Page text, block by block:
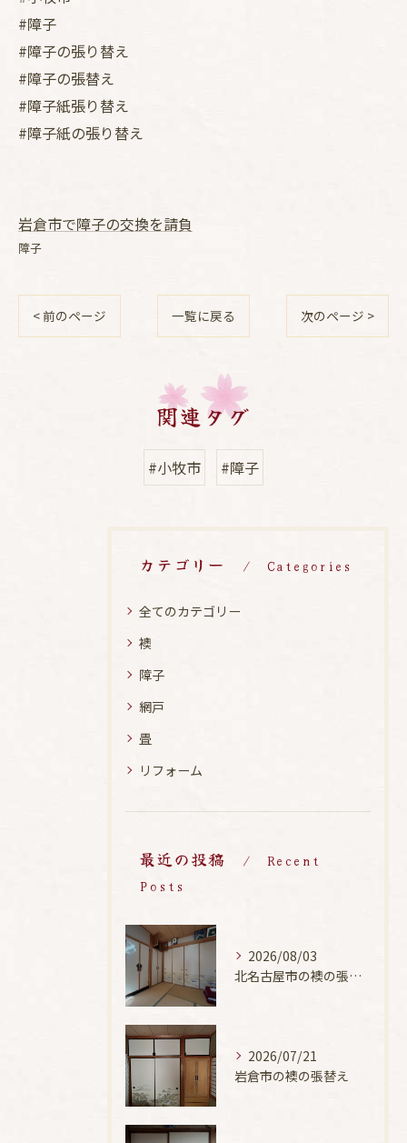
#障子
#障子の張り替え
#障子の張替え
#障子紙張り替え
#障子紙の張り替え
岩倉市で障子の交換を請負
障子
< 前のページ 一覧に戻る 次のページ >
関連タグ
#小牧市 #障子
カテゴリー Categories
全てのカテゴリー
襖
障子
網戸
畳
リフォーム
最近の投稿
Recent
Posts
2026/08/03
北名古屋市の襖の張替え
2026/07/21
岩倉市の襖の張替え